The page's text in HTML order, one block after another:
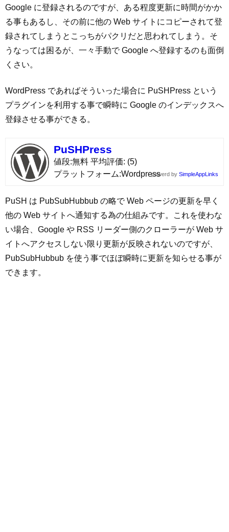
Google に登録されるのですが、ある程度更新に時間がかか
る事もあるし、その前に他の Web サイトにコピーされて登
録されてしまうとこっちがパクリだと思われてしまう。そ
うなっては困るが、一々手動で Google へ登録するのも面倒
くさい。
WordPress であればそういった場合に PuSHPress という
プラグインを利用する事で瞬時に Google のインデックスへ
登録させる事ができる。
PuSHPress
値段 無料 平均評価 (5)
プラットフォーム Wordpresspowerd by SimpleAppLinks
PuSH は PubSubHubbub の略で Web ページの更新を早く
他の Web サイトへ通知する為の仕組みです。これを使わな
い場合、Google や RSS リーダー側のクローラーが Web サ
イトへアクセスしない限り更新が反映されないのですが、
PubSubHubbub を使う事でほぼ瞬時に更新を知らせる事が
できます。